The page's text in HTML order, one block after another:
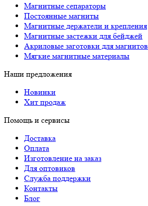
Магнитные сепараторы
Постоянные магниты
Магнитные держатели и крепления
Магнитные застежки для бейджей
Акриловые заготовки для магнитов
Мягкие магнитные материалы
Наши предложения
Новинки
Хит продаж
Помощь и сервисы
Доставка
Оплата
Изготовление на заказ
Для оптовиков
Служба поддержки
Контакты
Блог